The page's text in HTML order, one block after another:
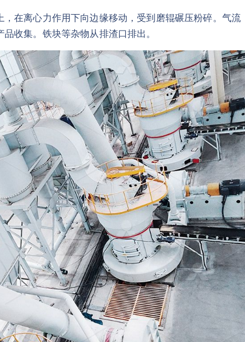
在离心力作用下向边缘移动，受到磨辊碾压粉碎。气流
收集。铁块等杂物从排渣口排出。